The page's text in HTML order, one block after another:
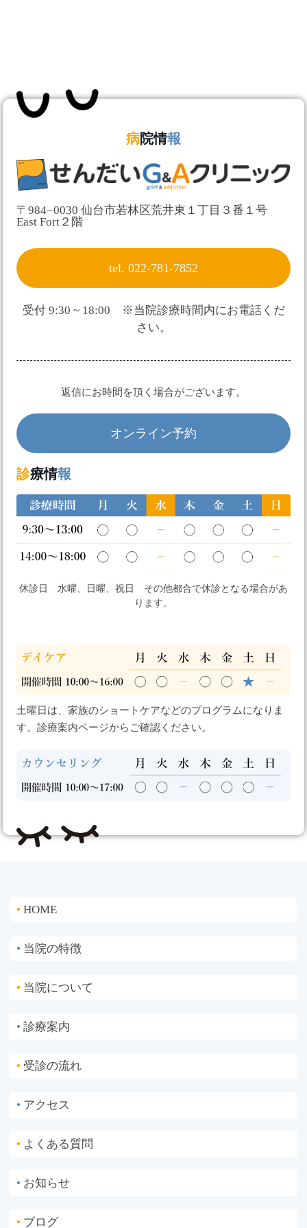
病院情報
〒984−0030 仙台市若林区荒井東１丁目３番１号
East Fort２階
tel. 022-781-7852
受付 9:30 ~ 18:00 ※当院診療時間内にお電話くだ
さい。
返信にお時間を頂く場合がございます。
オンライン予約
診療情報
休診日 水曜、日曜、祝日 その他都合で休診となる場合があ
ります。
土曜日は、家族のショートケアなどのプログラムになりま
す。診療案内ページからご確認ください。
● HOME
● 当院の特徴
● 当院について
● 診療案内
● 受診の流れ
● アクセス
● よくある質問
● お知らせ
● ブログ